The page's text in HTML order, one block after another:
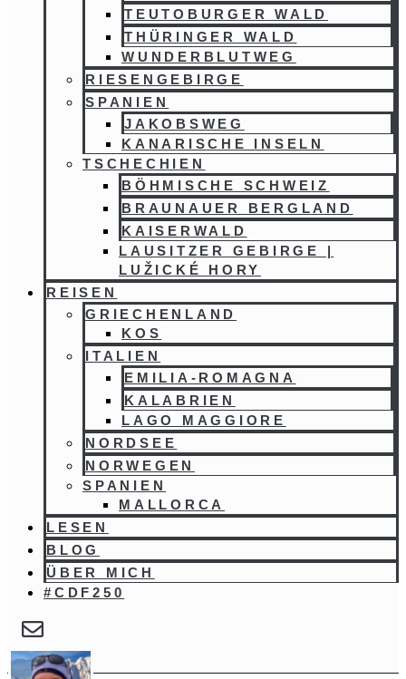
TEUTOBURGER WALD
THÜRINGER WALD
WUNDERBLUTWEG
RIESENGEBIRGE
SPANIEN
JAKOBSWEG
KANARISCHE INSELN
TSCHECHIEN
BÖHMISCHE SCHWEIZ
BRAUNAUER BERGLAND
KAISERWALD
LAUSITZER GEBIRGE |
LUŽICKÉ HORY
REISEN
GRIECHENLAND
KOS
ITALIEN
EMILIA-ROMAGNA
KALABRIEN
LAGO MAGGIORE
NORDSEE
NORWEGEN
SPANIEN
MALLORCA
LESEN
BLOG
ÜBER MICH
#CDF250